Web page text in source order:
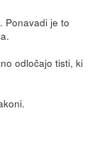
Ponavadi je to
odločajo tisti, ki